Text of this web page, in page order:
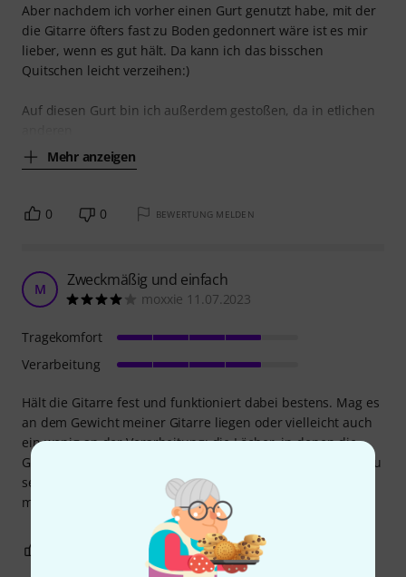
Aber nachdem ich vorher einen Gurt genutzt habe, mit der
die Gitarre öfters fast zu Boden gedonnert wäre ist es mir
lieber, wenn es gut hält. Da kann ich das bisschen
Quitschen leicht verzeihen:)
Auf diesen Gurt bin ich außerdem gestoßen, da in etlichen
Mehr anzeigen
0 0 BEWERTUNG MELDEN
M Zweckmäßig und einfach
moxxie 11.07.2023
Hält die Gitarre fest und funktioniert dabei bestens. Mag es
an dem Gewicht meiner Gitarre liegen oder vielleicht auch
ein wenig an der Verarbeitung: die Löcher, in denen die
Gitarre steckt, dehnen sich für meinen Geschmack etwas zu
sehr! Dennoch: für den Preis und mit etwas Vorsicht wird
man hier nicht viel falsch machen.
Tragekomfort
Verarbeitung
BEWERTUNG MELDEN